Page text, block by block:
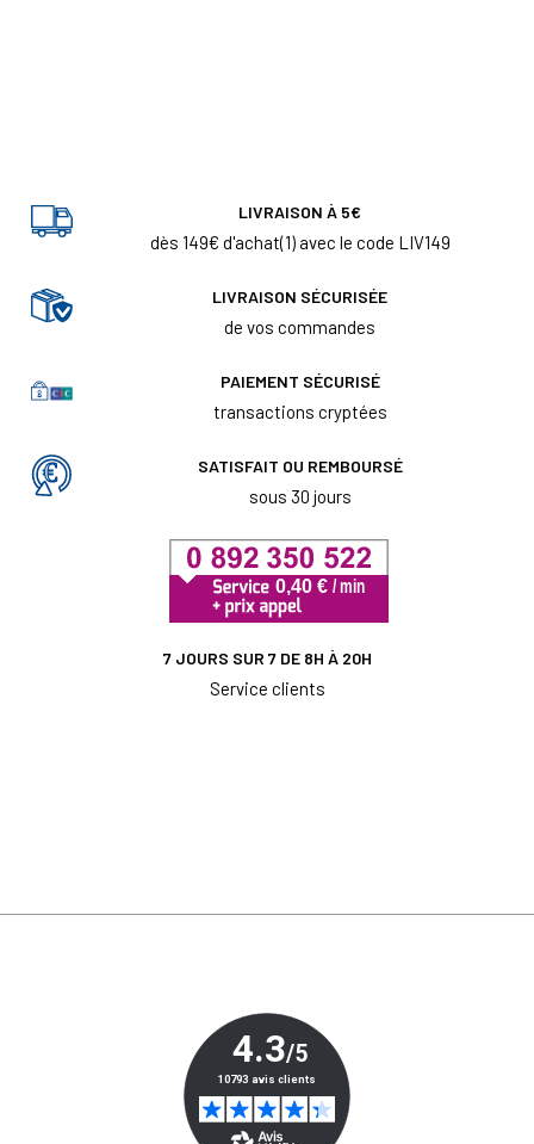
LIVRAISON À 5€
dès 149€ d'achat(1) avec le code LIV149
LIVRAISON SÉCURISÉE
de vos commandes
PAIEMENT SÉCURISÉ
transactions cryptées
SATISFAIT OU REMBOURSÉ
sous 30 jours
7 JOURS SUR 7 DE 8H À 20H
Service clients